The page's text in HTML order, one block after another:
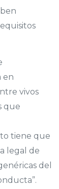
en
vivos
que
tiene que
legal de
del